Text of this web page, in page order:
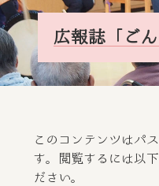
広報誌「ごん
このコンテンツはパ
す。閲覧するには以
ださい。